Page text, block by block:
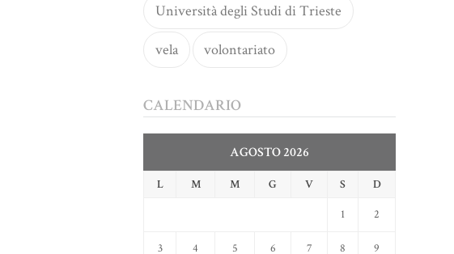
Università degli Studi di Trieste
vela volontariato
CALENDARIO
AGOSTO 2026
L M M G V S D
1 2
3 4 5 6 7 8 9